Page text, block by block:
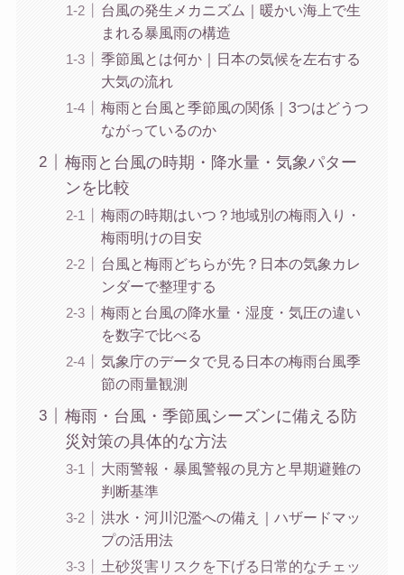
台風の発生メカニズム｜暖かい海上で生
まれる暴風雨の構造
季節風とは何か｜日本の気候を左右する
大気の流れ
梅雨と台風と季節風の関係｜3つはどうつ
ながっているのか
梅雨と台風の時期・降水量・気象パター
ンを比較
梅雨の時期はいつ？地域別の梅雨入り・
梅雨明けの目安
台風と梅雨どちらが先？日本の気象カレ
ンダーで整理する
梅雨と台風の降水量・湿度・気圧の違い
を数字で比べる
気象庁のデータで見る日本の梅雨台風季
節の雨量観測
梅雨・台風・季節風シーズンに備える防
災対策の具体的な方法
大雨警報・暴風警報の見方と早期避難の
判断基準
洪水・河川氾濫への備え｜ハザードマッ
プの活用法
土砂災害リスクを下げる日常的なチェッ